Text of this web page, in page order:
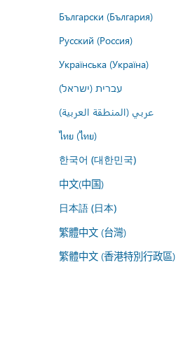
Български (България)
Русский (Россия)
Українська (Україна)
עברית (ישראל)
عربي (المنطقة العربية)
ไทย (ไทย)
한국어 (대한민국)
中文(中国)
日本語 (日本)
繁體中文 (台灣)
繁體中文 (香港特別行政區)